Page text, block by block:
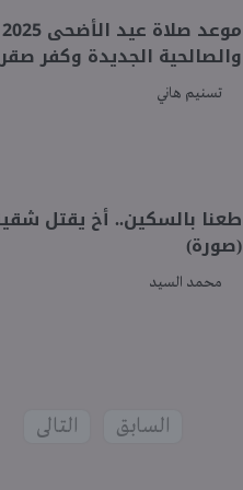
والصالحية الجديدة وكفر صقر
تسنيم هاني
طعنا بالسكين.. أخ يقتل
(صورة)
محمد السيد
السابق التالى